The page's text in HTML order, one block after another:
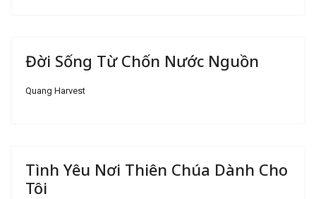
Đời Sống Từ Chốn Nước Nguồn
Quang Harvest
Tình Yêu Nơi Thiên Chúa Dành Cho
Tôi